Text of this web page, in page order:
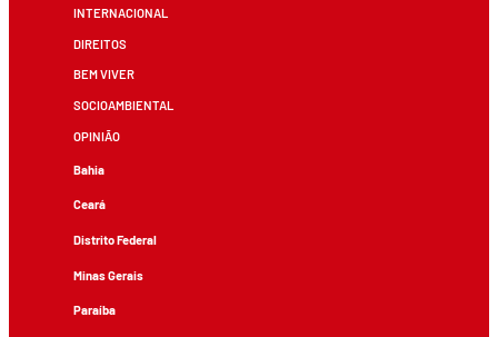
INTERNACIONAL
DIREITOS
BEM VIVER
SOCIOAMBIENTAL
OPINIÃO
Bahia
Ceará
Distrito Federal
Minas Gerais
Paraíba